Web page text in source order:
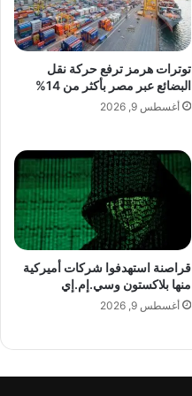
توترات هرمز ترفع حركة نقل
البضائع عبر مصر بأكثر من 14%
أغسطس 9, 2026
قراصنة استهدفوا شركات أميركية
منها بلاكستون وسي.إم.إي
أغسطس 9, 2026